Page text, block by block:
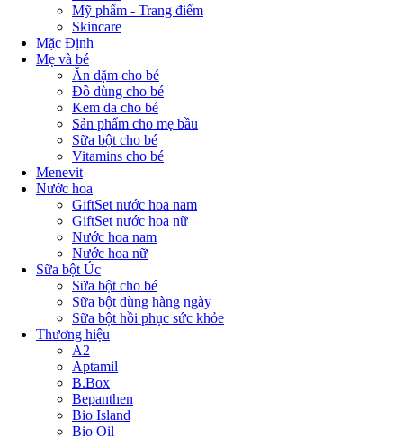
Mỹ phẩm - Trang điểm
Skincare
Mặc Định
Mẹ và bé
Ăn dặm cho bé
Đồ dùng cho bé
Kem da cho bé
Sản phẩm cho mẹ bầu
Sữa bột cho bé
Vitamins cho bé
Menevit
Nước hoa
GiftSet nước hoa nam
GiftSet nước hoa nữ
Nước hoa nam
Nước hoa nữ
Sữa bột Úc
Sữa bột cho bé
Sữa bột dùng hàng ngày
Sữa bột hồi phục sức khỏe
Thương hiệu
A2
Aptamil
B.Box
Bepanthen
Bio Island
Bio Oil